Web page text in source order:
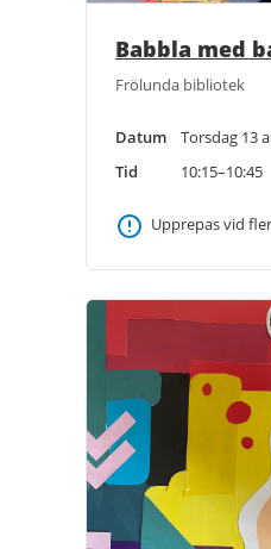
Babbla med
Frölunda bibliotek
Datum
Torsdag 13
Tid
10:15–10:45
Upprepas vid